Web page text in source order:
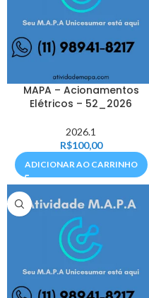
MAPA – Acionamentos
Elétricos – 52_2026
2026.1
R$100,00
ADICIONAR AO CARRINHO